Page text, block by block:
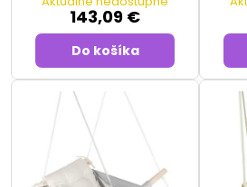
143,09 €
Do košíka